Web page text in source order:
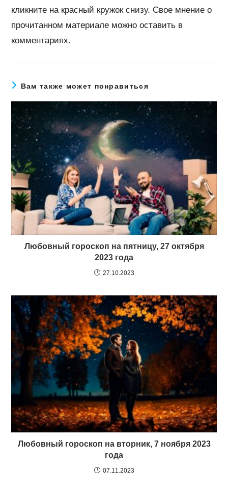
кликните на красный кружок снизу. Свое мнение о
прочитанном материале можно оставить в
комментариях.
Вам также может понравиться
Любовный гороскоп на пятницу, 27 октября
2023 года
27.10.2023
Любовный гороскоп на вторник, 7 ноября 2023
года
07.11.2023